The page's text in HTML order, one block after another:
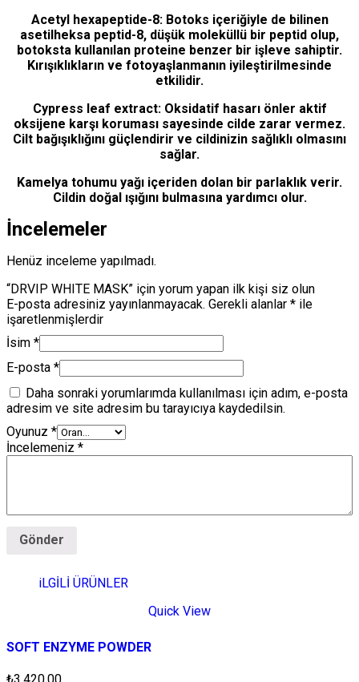
Acetyl hexapeptide-8: Botoks içeriğiyle de bilinen
asetilheksa peptid-8, düşük moleküllü bir peptid olup,
botoksta kullanılan proteine ​​​​benzer bir işleve sahiptir.
Kırışıklıkların ve fotoyaşlanmanın iyileştirilmesinde
etkilidir.
Cypress leaf extract: Oksidatif hasarı önler aktif
oksijene karşı koruması sayesinde cilde zarar vermez.
Cilt bağışıklığını güçlendirir ve cildinizin sağlıklı olmasını
sağlar.
Kamelya tohumu yağı içeriden dolan bir parlaklık verir.
Cildin doğal ışığını bulmasına yardımcı olur.
İncelemeler
Henüz inceleme yapılmadı.
“DRVIP WHITE MASK” için yorum yapan ilk kişi siz olun
E-posta adresiniz yayınlanmayacak. Gerekli alanlar * ile
işaretlenmişlerdir
İsim *
E-posta *
Daha sonraki yorumlarımda kullanılması için adım, e-posta
adresim ve site adresim bu tarayıcıya kaydedilsin.
Oyunuz *
İncelemeniz *
iLGİLİ ÜRÜNLER
Quick View
SOFT ENZYME POWDER